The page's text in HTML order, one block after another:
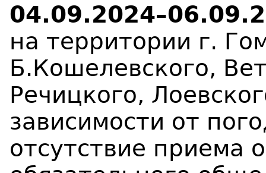
на территории г.
Б.Кошелевского,
Речицкого,
зависимости от
отсутствие приема